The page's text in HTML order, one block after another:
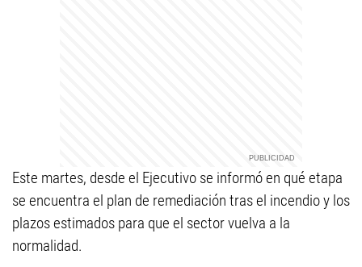
Este martes, desde el Ejecutivo se informó en qué etapa
se encuentra el plan de remediación tras el incendio y los
plazos estimados para que el sector vuelva a la
normalidad.